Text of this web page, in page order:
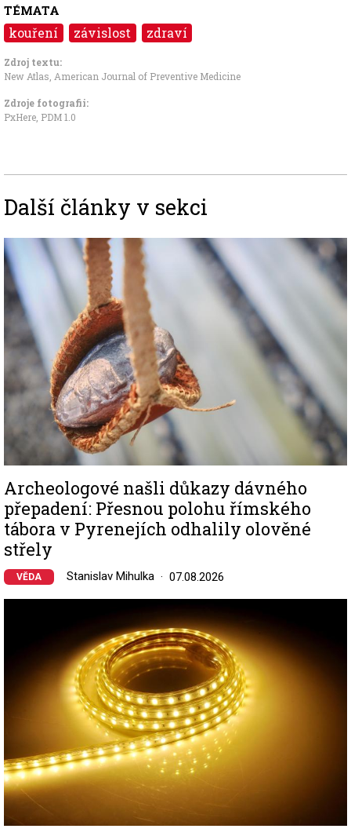
TÉMATA
kouření závislost zdraví
Zdroj textu:
New Atlas American Journal of Preventive Medicine
Zdroje fotografii:
PxHere PDM 1.0
Další články v sekci
Image
Archeologové našli důkazy dávného
přepadení: Přesnou polohu římského
tábora v Pyrenejích odhalily olověné
střely
VĚDA Stanislav Mihulka 07.08.2026